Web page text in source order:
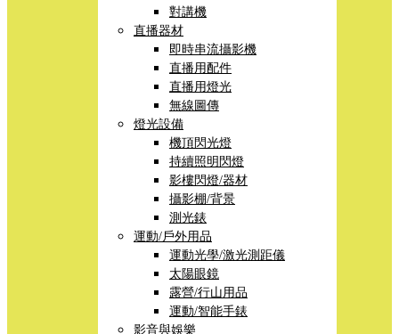
對講機
直播器材
即時串流攝影機
直播用配件
直播用燈光
無線圖傳
燈光設備
機頂閃光燈
持續照明閃燈
影樓閃燈/器材
攝影棚/背景
測光錶
運動/戶外用品
運動光學/激光測距儀
太陽眼鏡
露營/行山用品
運動/智能手錶
影音與娛樂